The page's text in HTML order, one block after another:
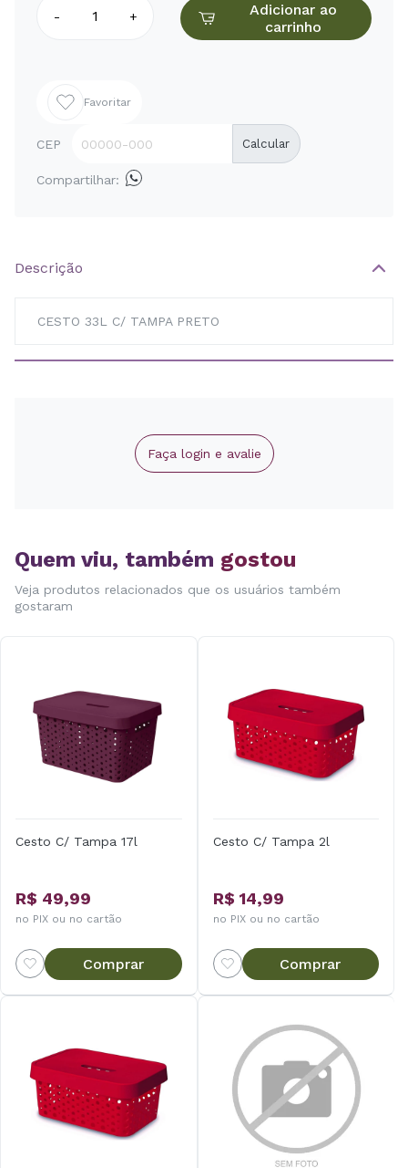
- +
Adicionar ao
carrinho
Favoritar
CEP Calcular
Compartilhar:
Descrição
CESTO 33L C/ TAMPA PRETO
Faça login e avalie
Quem viu, também gostou
Veja produtos relacionados que os usuários também
gostaram
Cesto C/ Tampa 17l
R$ 49,99
no PIX ou no cartão
Comprar
Cesto C/ Tampa 2l
R$ 14,99
no PIX ou no cartão
Comprar